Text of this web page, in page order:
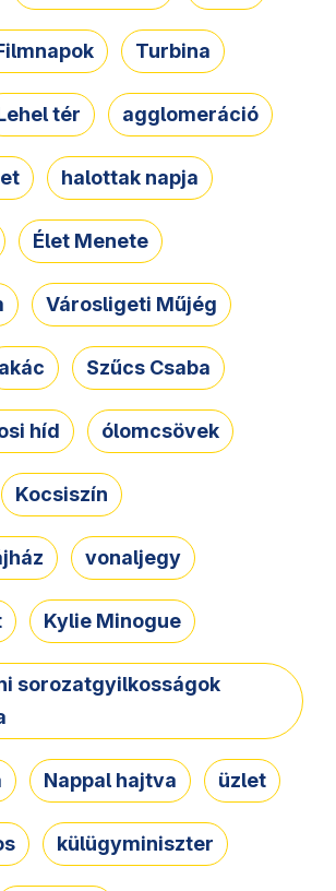
Turbina
tér agglomeráció
halottak napja
Élet Menete
Városligeti Műjég
akác Szűcs Csaba
híd ólomcsövek
Kocsiszín
vonaljegy
Kylie Minogue
sorozatgyilkosságok
Nappal hajtva üzlet
külügyminiszter